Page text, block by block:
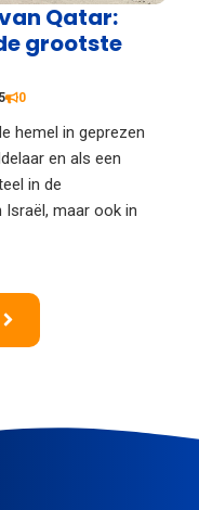
Qatar:
grootste
0
hemel in geprezen
en als een
in de
maar ook in